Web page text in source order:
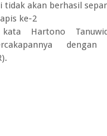
tidak akan berhasil
ke-2
Hartono
dengan